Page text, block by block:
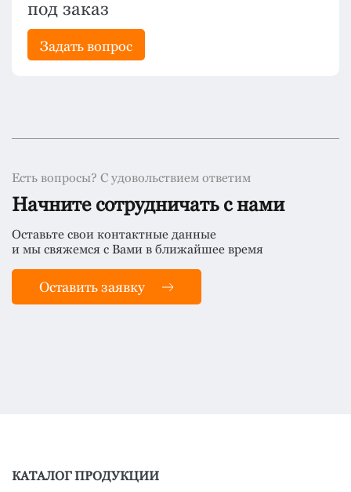
под заказ
Задать вопрос
Есть вопросы? С удовольствием ответим
Начните сотрудничать с нами
Оставьте свои контактные данные
и мы свяжемся с Вами в ближайшее время
Оставить заявку
КАТАЛОГ ПРОДУКЦИИ